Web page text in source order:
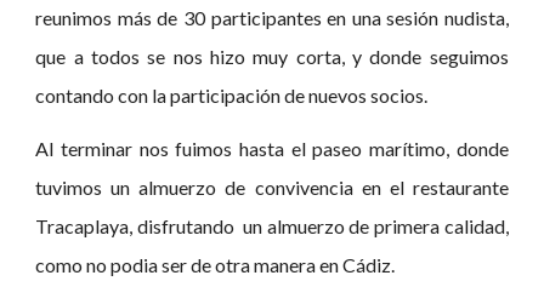
reunimos más de 30 participantes en una sesión nudista,
que a todos se nos hizo muy corta, y donde seguimos
contando con la participación de nuevos socios.
Al terminar nos fuimos hasta el paseo marítimo, donde
tuvimos un almuerzo de convivencia en el restaurante
Tracaplaya, disfrutando un almuerzo de primera calidad,
como no podia ser de otra manera en Cádiz.